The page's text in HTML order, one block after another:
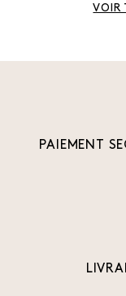
VOIR
PAIEMENT